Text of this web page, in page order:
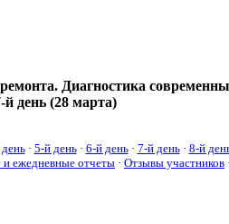
Диагностика
й день (28 марта)
· 5-й день· 6-й день· 7-й день· 8-й
и ежедневные отчеты · Отзывы участников ·